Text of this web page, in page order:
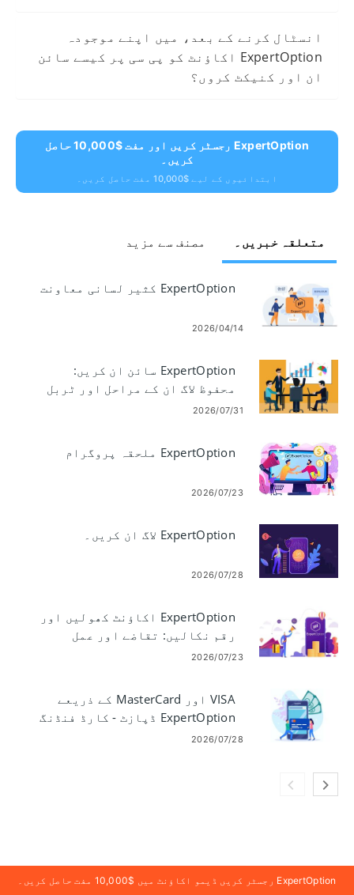
انسٹال کرنے کے بعد، میں اپنے موجودہ
ExpertOption اکاؤنٹ کو پی سی پر کیسے سائن
ان اور کنیکٹ کروں؟
ExpertOption رجسٹر کریں اور مفت $10,000 حاصل
کریں۔
ابتدائیوں کے لیے $10,000 مفت حاصل کریں۔
مصنف سے مزید متعلقہ خبریں۔
ExpertOption کثیر لسانی معاونت
2026/04/14
ExpertOption سائن ان کریں:
محفوظ لاگ ان کے مراحل اور ٹربل
شوٹنگ
2026/07/31
ExpertOption ملحقہ پروگرام
2026/07/23
ExpertOption لاگ ان کریں۔
2026/07/28
ExpertOption اکاؤنٹ کھولیں اور
رقم نکالیں: تقاضے اور عمل
2026/07/23
VISA اور MasterCard کے ذریعے
ExpertOption ڈپازٹ - کارڈ فنڈنگ
​​کے قواعد
2026/07/28
ExpertOption رجسٹر کریں ڈیمو اکاؤنٹ میں $10,000 مفت حاصل کریں۔